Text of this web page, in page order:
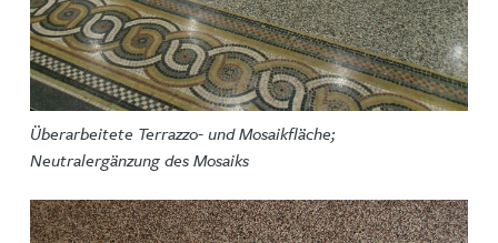
Überarbeitete Terrazzo- und Mosaikfläche;
Neutralergänzung des Mosaiks